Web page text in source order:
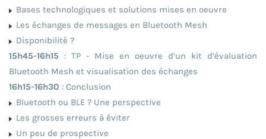
Bases technologiques et solutions mises en oeuvre
Les échanges de messages en Bluetooth Mesh
Disponibilité ?
15h45-16h15 : TP - Mise en oeuvre d’un kit d’évaluation
Bluetooth Mesh et visualisation des échanges
16h15-16h30 : Conclusion
Bluetooth ou BLE ? Une perspective
Les grosses erreurs à éviter
Un peu de prospective